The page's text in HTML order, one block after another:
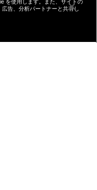
を使用します。また、サイトの
告、分析パートナーと共有し